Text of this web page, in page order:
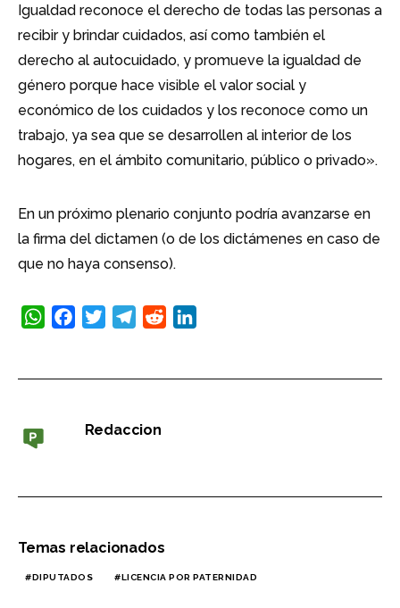
Igualdad reconoce el derecho de todas las personas a
recibir y brindar cuidados, así como también el
derecho al autocuidado, y promueve la igualdad de
género porque hace visible el valor social y
económico de los cuidados y los reconoce como un
trabajo, ya sea que se desarrollen al interior de los
hogares, en el ámbito comunitario, público o privado».
En un próximo plenario conjunto podría avanzarse en
la firma del dictamen (o de los dictámenes en caso de
que no haya consenso).
WhatsAppFacebookTwitterTelegram
Reddit
Redaccion
Temas relacionados
DIPUTADOS LICENCIA POR PATERNIDAD